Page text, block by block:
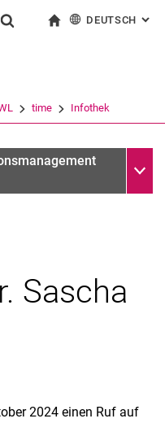
Springe direkt zu: Inhalt
Springe direkt zu: Suche
Springe direkt zu:
externen Link in einem
DEUTSCH :
time Infothek
Sascha
2024 einen Ruf auf